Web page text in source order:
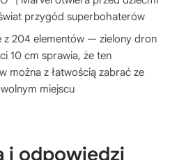
przygód superbohaterów
z 204 elementów — zielony dron
10 cm sprawia, że ten
można z łatwością zabrać ze
miejscu
i odpowiedzi